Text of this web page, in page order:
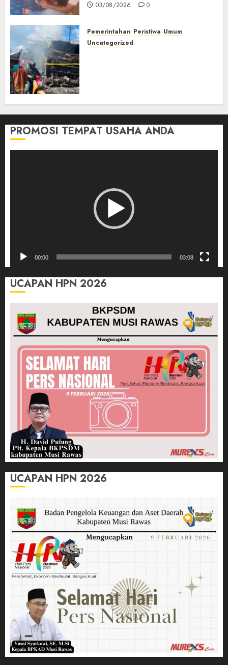
03/08/2026 0
Pemerintahan Peristiwa Umum
Uncategorized
03/08/2026 0
PROMOSI TEMPAT USAHA ANDA
00:00 03:08
UCAPAN HPN 2026
UCAPAN HPN 2026